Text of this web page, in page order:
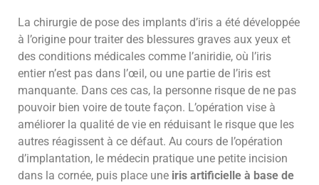
La chirurgie de pose des implants d’iris a été développée
à l’origine pour traiter des blessures graves aux yeux et
des conditions médicales comme l’aniridie, où l’iris
entier n’est pas dans l’œil, ou une partie de l’iris est
manquante. Dans ces cas, la personne risque de ne pas
pouvoir bien voire de toute façon. L’opération vise à
améliorer la qualité de vie en réduisant le risque que les
autres réagissent à ce défaut. Au cours de l’opération
d’implantation, le médecin pratique une petite incision
dans la cornée, puis place une iris artificielle à base de